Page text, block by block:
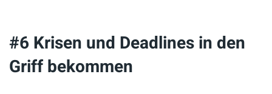
#6 Krisen und Deadlines in den
Griff bekommen